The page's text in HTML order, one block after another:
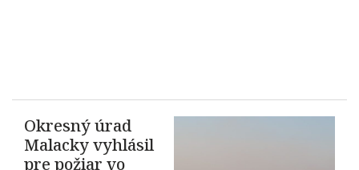
Okresný úrad
Malacky vyhlásil
pre požiar vo